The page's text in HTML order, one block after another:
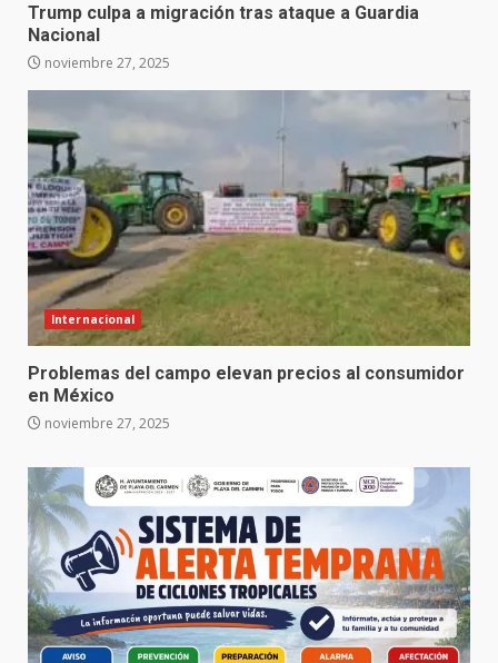
Trump culpa a migración tras ataque a Guardia
Nacional
noviembre 27, 2025
Internacional
Problemas del campo elevan precios al consumidor
en México
noviembre 27, 2025